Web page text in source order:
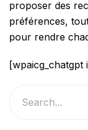
proposer des
préférences,
pour rendre
[wpaicg_chatgpt